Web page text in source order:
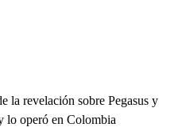
la revelación sobre Pegasus y
lo operó en Colombia